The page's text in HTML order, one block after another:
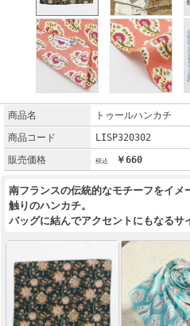
商品名
トゥールハンカチ
商品コード
LISP320302
販売価格
￥660
南フランスの伝統的なモチーフをイメ
触りのハンカチ。
バッグに結んでアクセントにもなるサ